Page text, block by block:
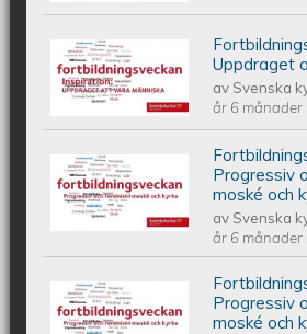
Fortbildningsveckan
Uppdraget att vara
Uppdraget
av Svenska
år 6 månader
Fortbildningsveckan
Progressiv och
kyrka
Progressiv
moské och
av Svenska
år 6 månader
Fortbildningsveckan
Progressiv
moské och